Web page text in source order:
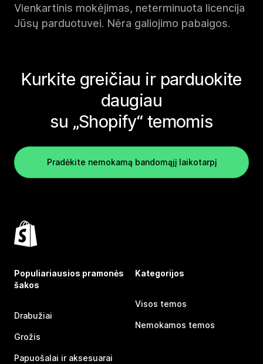
Vienkartinis mokėjimas, neterminuota licencija
Jūsų parduotuvei. Nėra galiojimo pabaigos.
Kurkite greičiau ir parduokite
daugiau
su „Shopify“ temomis
Pradėkite nemokamą bandomąjį laikotarpį
Populiariausios pramonės
šakos
Drabužiai
Grožis
Papuošalai ir aksesuarai
Kategorijos
Visos temos
Nemokamos temos